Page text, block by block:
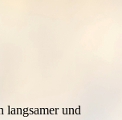
langsamer und